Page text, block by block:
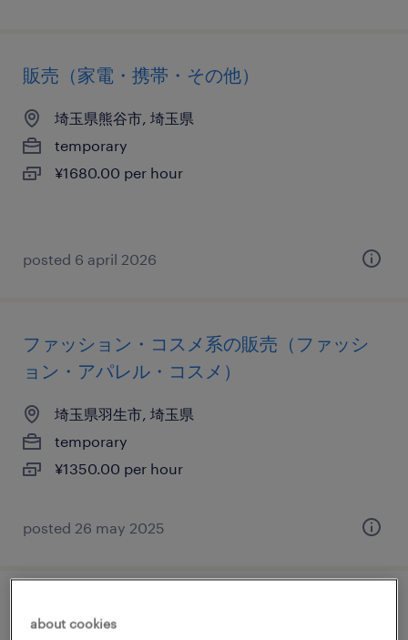
販売（家電・携帯・その他）
埼玉県熊谷市, 埼玉県
temporary
¥1680.00 per hour
posted 6 april 2026
ファッション・コスメ系の販売（ファッシ
ョン・アパレル・コスメ）
埼玉県羽生市, 埼玉県
temporary
¥1350.00 per hour
posted 26 may 2025
接客（ショールーム・カウンター窓口）
about cookies